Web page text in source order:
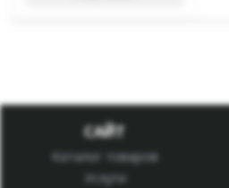
САЙТ
Каталог товаров
Услуги